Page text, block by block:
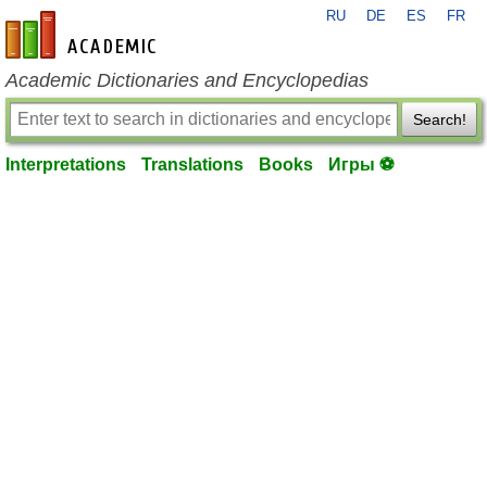
en-academic.com
RU DE ES FR
Academic Dictionaries and Encyclopedias
Search!
Interpretations Translations Books Игры ⚽